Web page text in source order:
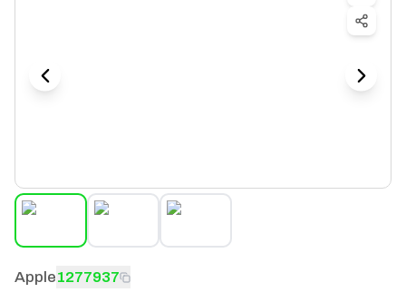
Apple1277937